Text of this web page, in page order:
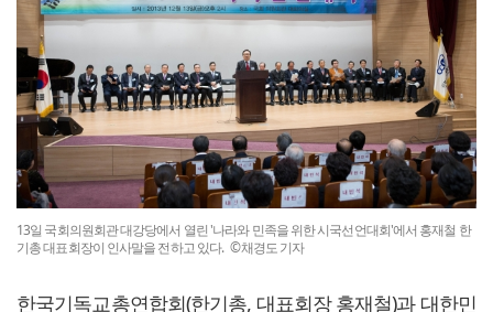
13일 국회의원회관 대강당에서 열린 '나라와 민족을 위한 시국선언대회'에서 홍재철 한
기총 대표회장이 인사말을 전하고 있다. ©채경도 기자
한국기독교총연합회(한기총, 대표회장 홍재철)과 대한민